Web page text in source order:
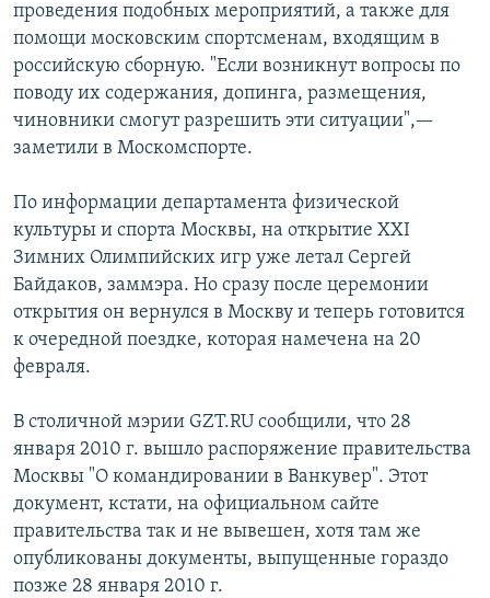
проведения подобных мероприятий, а также для
помощи московским спортсменам, входящим в
российскую сборную. "Если возникнут вопросы по
поводу их содержания, допинга, размещения,
чиновники смогут разрешить эти ситуации",—
заметили в Москомспорте.
По информации департамента физической
культуры и спорта Москвы, на открытие ХХI
Зимних Олимпийских игр уже летал Сергей
Байдаков, заммэра. Но сразу после церемонии
открытия он вернулся в Москву и теперь готовится
к очередной поездке, которая намечена на 20
февраля.
В столичной мэрии GZT.RU сообщили, что 28
января 2010 г. вышло распоряжение правительства
Москвы "О командировании в Ванкувер". Этот
документ, кстати, на официальном сайте
правительства так и не вывешен, хотя там же
опубликованы документы, выпущенные гораздо
позже 28 января 2010 г.